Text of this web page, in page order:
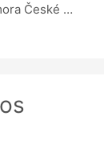
České …